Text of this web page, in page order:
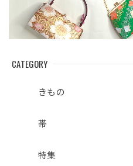
CATEGORY
きもの
帯
特集